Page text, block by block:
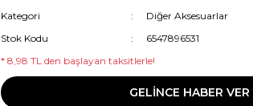
Kategori
Diğer Aksesuarlar
Stok Kodu
6547896531
* 8,98 TL den başlayan taksitlerle!
GELİNCE HABER VER